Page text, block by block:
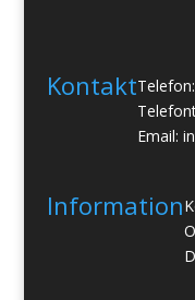
Kontakt
Email:
Information